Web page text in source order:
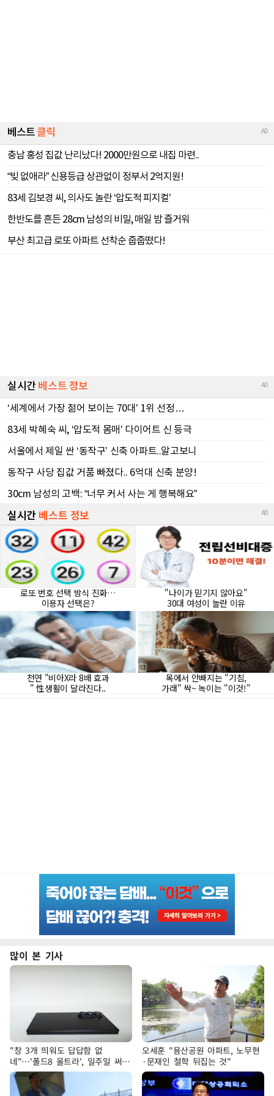
많이 본 기사
"창 3개 띄워도 답답함 없
네"…'폴드8 울트라', 일주일 써보
니
오세훈 "용산공원 아파트, 노무현
·문재인 철학 뒤집는 것"